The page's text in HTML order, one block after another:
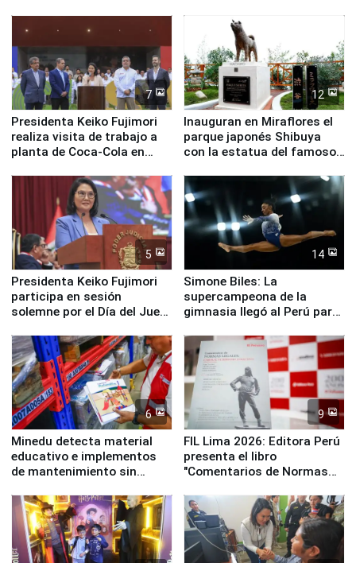
7
Presidenta Keiko Fujimori
realiza visita de trabajo a
planta de Coca-Cola en
12
Inauguran en Miraflores el
parque japonés Shibuya
con la estatua del famoso
5
Presidenta Keiko Fujimori
participa en sesión
solemne por el Día del Juez
14
Simone Biles: La
supercampeona de la
gimnasia llegó al Perú para
Panamericanos Lima 2027
6
Minedu detecta material
educativo e implementos
de mantenimiento sin
la UGEL 2
9
FIL Lima 2026: Editora Perú
presenta el libro
"Comentarios de Normas
Derecho Colectivo"